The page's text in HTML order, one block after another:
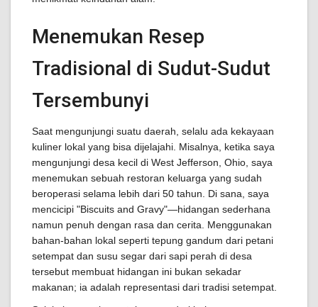
Menemukan Resep
Tradisional di Sudut-Sudut
Tersembunyi
Saat mengunjungi suatu daerah, selalu ada kekayaan
kuliner lokal yang bisa dijelajahi. Misalnya, ketika saya
mengunjungi desa kecil di West Jefferson, Ohio, saya
menemukan sebuah restoran keluarga yang sudah
beroperasi selama lebih dari 50 tahun. Di sana, saya
mencicipi "Biscuits and Gravy"—hidangan sederhana
namun penuh dengan rasa dan cerita. Menggunakan
bahan-bahan lokal seperti tepung gandum dari petani
setempat dan susu segar dari sapi perah di desa
tersebut membuat hidangan ini bukan sekadar
makanan; ia adalah representasi dari tradisi setempat.